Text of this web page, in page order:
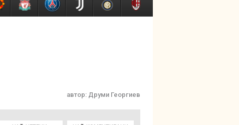
автор: Друми Георгиев